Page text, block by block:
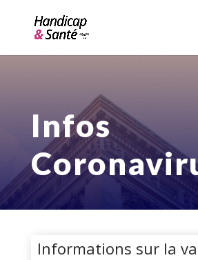
content
Infos
Informations sur la